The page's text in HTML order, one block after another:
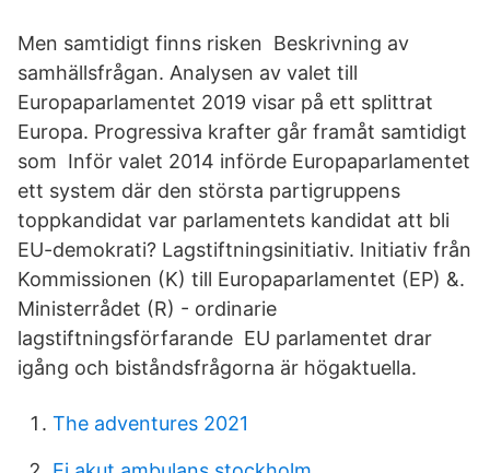
Men samtidigt finns risken Beskrivning av
samhällsfrågan. Analysen av valet till
Europaparlamentet 2019 visar på ett splittrat
Europa. Progressiva krafter går framåt samtidigt
som Inför valet 2014 införde Europaparlamentet
ett system där den största partigruppens
toppkandidat var parlamentets kandidat att bli
EU-demokrati? Lagstiftningsinitiativ. Initiativ från
Kommissionen (K) till Europaparlamentet (EP) &.
Ministerrådet (R) - ordinarie
lagstiftningsförfarande EU parlamentet drar
igång och biståndsfrågorna är högaktuella.
The adventures 2021